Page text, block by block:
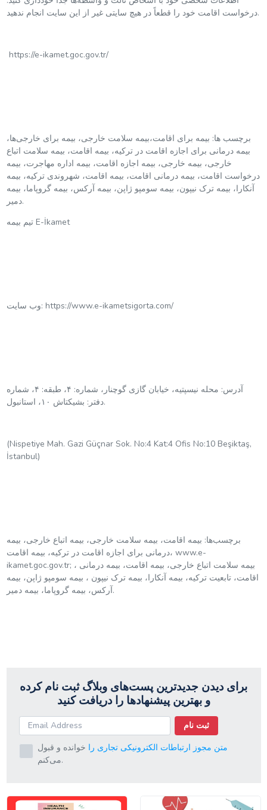
درخواست اقامت خود را قطعاً در هیچ سایتی غیر از این سایت انجام ندهید.
https://e-ikamet.goc.gov.tr/
برچسب ها: بیمه برای اقامت،بیمه سلامت خارجی، بیمه برای خارجی‌ها،
بیمه درمانی برای اجازه اقامت در ترکیه، بیمه اقامت، بیمه سلامت اتباع
خارجی، بیمه خارجی، بیمه اجازه اقامت، بیمه اداره مهاجرت، بیمه
درخواست اقامت، بیمه درمانی اقامت، بیمه اقامت، شهروندی ترکیه، بیمه
آنکارا، بیمه ترک نیپون، بیمه سومپو ژاپن، بیمه آرکس، بیمه گروپاما، بیمه
دمیر.
تیم بیمه E-İkamet
وب سایت: https://www.e-ikametsigorta.com/
آدرس: محله نیسپتیه، خیابان گازی گوچنار، شماره: ۴، طبقه: ۴، شماره
دفتر: بشیکتاش ۱۰، استانبول.
(Nispetiye Mah. Gazi Güçnar Sok. No:4 Kat:4 Ofis No:10 Beşiktaş,
İstanbul)
برچسب‌ها: بیمه اقامت، بیمه سلامت خارجی، بیمه اتباع خارجی، بیمه
درمانی برای اجازه اقامت در ترکیه، بیمه اقامت، www.e-
ikamet.goc.gov.tr; ، بیمه سلامت اتباع خارجی، بیمه اقامت، بیمه درمانی
اقامت، تابعیت ترکیه، بیمه آنکارا، بیمه ترک نیپون ، بیمه سومپو ژاپن، بیمه
آرکس، بیمه گروپاما، بیمه دمیر.
برای دیدن جدیدترین پست‌های وبلاگ ثبت نام کرده
و بهترین پیشنهادها را دریافت کنید
ثبت نام
متن مجوز ارتباطات الکترونیکی تجاری را خوانده و قبول
می‌کنم.